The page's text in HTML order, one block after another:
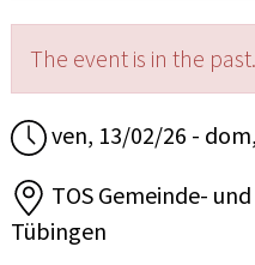
The event is in the past.
ven, 13/02/26 -
TOS Gemeinde-
Tübingen